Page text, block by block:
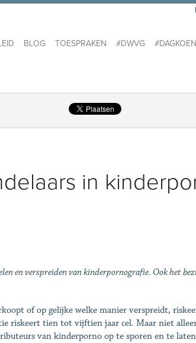
BLOG TOESPRAKEN #DWVG #DAGKOEN
in
en verspreiden van kinderpornografie. Ook het
of op gelijke welke manier verspreidt,
riskeert tien tot vijftien jaar cel. Maar niet
van kinderporno op te sporen en te laten